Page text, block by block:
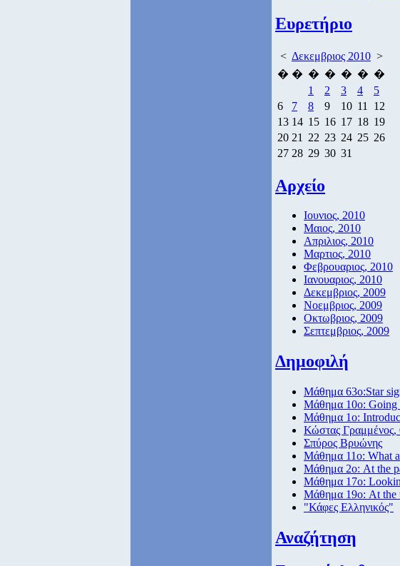
Ευρετήριο
< Δεκεμβριος 2010 >
� � � � � � �
1
2 3 4
5
6
7 8 9 10 11
12
13 14 15 16 17 18 19
20 21 22 23 24 25 26
27 28 29 30 31
Αρχείο
Ιουνιος, 2010
Μαιος, 2010
Απριλιος, 2010
Μαρτιος, 2010
Φεβρουαριος, 2010
Ιανουαριος, 2010
Δεκεμβριος, 2009
Νοεμβριος, 2009
Οκτωβριος, 2009
Σεπτεμβριος, 2009
Δημοφιλή
Μάθημα 63ο:Star
Μάθημα 10ο: Going
Μάθημα 1ο:
Κώστας
Σπύρος Βρυώνης
Μάθημα 11ο: What
Μάθημα 2ο: At the
Μάθημα 17ο:
Μάθημα 19ο: At the
"Κάφες Ελληνικός"
Αναζήτηση